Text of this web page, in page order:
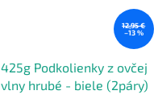
12,95 €
–13 %
425g Podkolienky z ovčej
vlny hrubé - biele (2páry)